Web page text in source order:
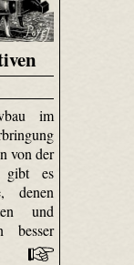
im
von der
gibt es
denen
und
besser